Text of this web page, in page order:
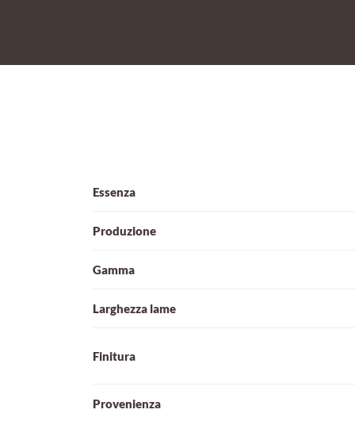
Essenza
Produzione
Gamma
Larghezza lame
Finitura
Provenienza